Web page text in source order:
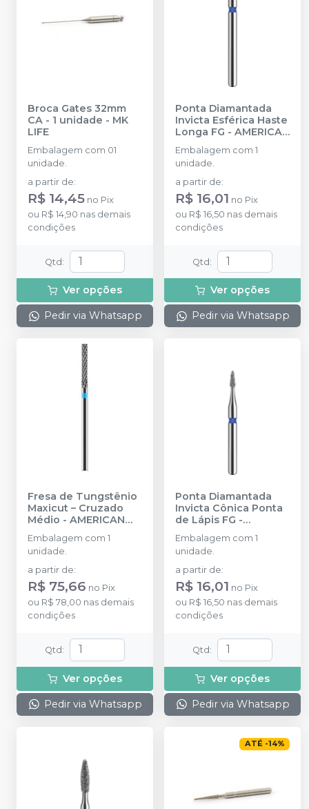
Broca Gates 32mm
CA - 1 unidade - MK
LIFE
Embalagem com 01
unidade.
a partir de:
R$ 14,45 no Pix
ou R$ 14,90 nas demais
condições
Qtd:
Ver opções
Pedir via Whatsapp
Ponta Diamantada
Invicta Esférica Haste
Longa FG - AMERICAN
BURRS
Embalagem com 1
unidade.
a partir de:
R$ 16,01 no Pix
ou R$ 16,50 nas demais
condições
Qtd:
Ver opções
Pedir via Whatsapp
Fresa de Tungstênio
Maxicut – Cruzado
Médio - AMERICAN
BURRS
Embalagem com 1
unidade.
a partir de:
R$ 75,66 no Pix
ou R$ 78,00 nas demais
condições
Qtd :
Ver opções
Pedir via Whatsapp
Ponta Diamantada
Invicta Cônica Ponta
de Lápis FG -
AMERICAN BURRS
Embalagem com 1
unidade.
a partir de:
R$ 16,01 no Pix
ou R$ 16,50 nas demais
condições
Qtd :
Ver opções
Pedir via Whatsapp
ATÉ -14%